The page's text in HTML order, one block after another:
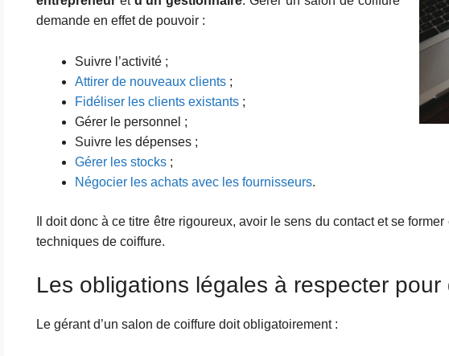
demande en effet de pouvoir :
Suivre l’activité ;
Attirer de nouveaux clients;
Fidéliser les clients existants;
Gérer le personnel ;
Suivre les dépenses ;
Gérer les stocks;
Négocier les achats avec les fournisseurs.
Il doit donc à ce titre être rigoureux, avoir le sens du contact et se
techniques de coiffure.
Les obligations légales à respecter
Le gérant d’un salon de coiffure doit obligatoirement :